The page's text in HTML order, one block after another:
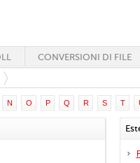
CONVERSIONI DI FILE
N O P Q R S T